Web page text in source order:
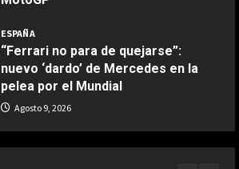
nuevo ‘dardo’ de Mercedes en la
pelea por el Mundial
Agosto 9, 2026
Dura confesión de un campeón del
mundo: “No quiero faltarle al
respeto a Rossi, pero lo cierto es
que Márquez…”
Ternera guisada con senderuelas
Marzo 20, 2026
COCINA
Ensalada de habas y alcachofas con
langostinos